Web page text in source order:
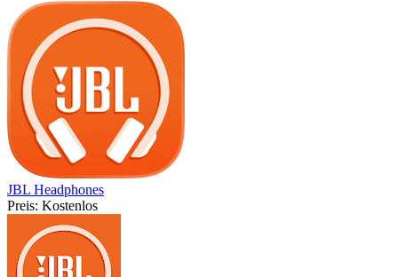
JBL Headphones
Preis: Kostenlos